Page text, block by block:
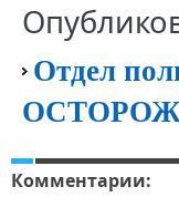
Отдел
Комментарии: